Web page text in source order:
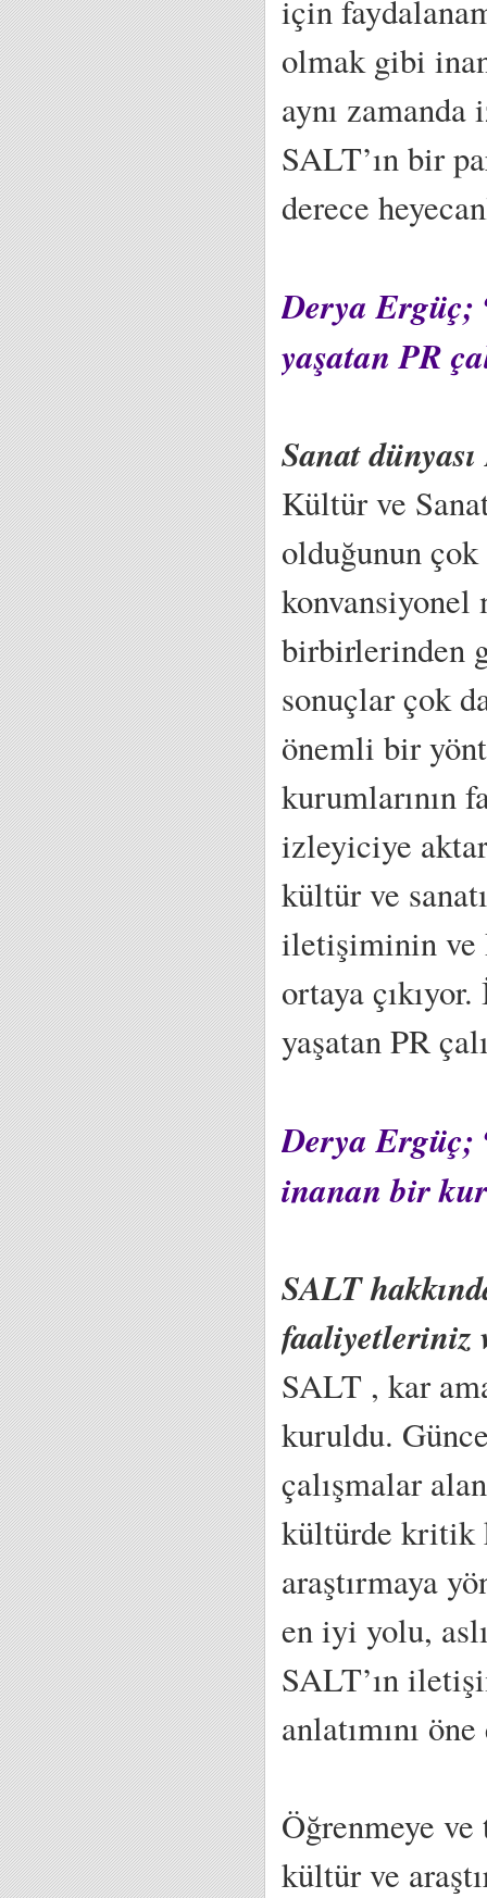
için
olmak gibi
aynı
SALT’ın bir
derece
Derya Ergüç;
yaşatan PR
Sanat
Kültür ve
olduğunun
konvansiyonel
birbirlerinden
sonuçlar çok
önemli bir
kurumlarının
izleyiciye
kültür ve
iletişiminin ve
ortaya
yaşatan PR
Derya Ergüç;
inanan bir
SALT
faaliyetleriniz
SALT , kar
kuruldu.
çalışmalar
kültürde kritik
araştırmaya
en iyi yolu,
SALT’ın
anlatımını
Öğrenmeye
kültür ve